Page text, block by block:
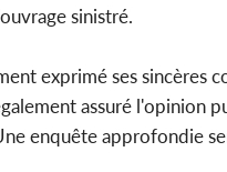
sinistré.
exprimé ses sincères
assuré l'opinion
enquête approfondie